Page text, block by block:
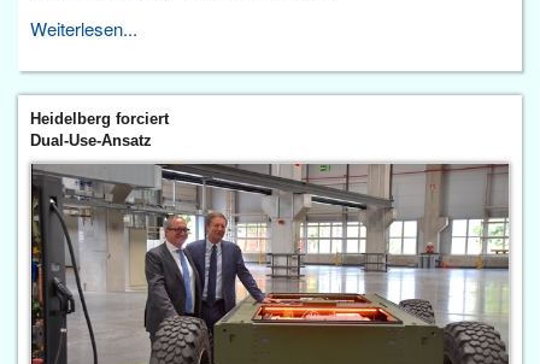
Weiterlesen...
Heidelberg forciert
Dual-Use-Ansatz